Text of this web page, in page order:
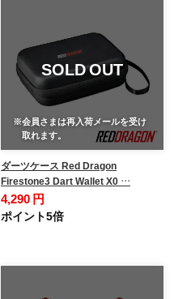
SOLD OUT
※会員さまは再入荷メールを受け
取れます。
ダーツケース Red Dragon
Firestone3 Dart Wallet X0 …
4,290 円
ポイント5倍